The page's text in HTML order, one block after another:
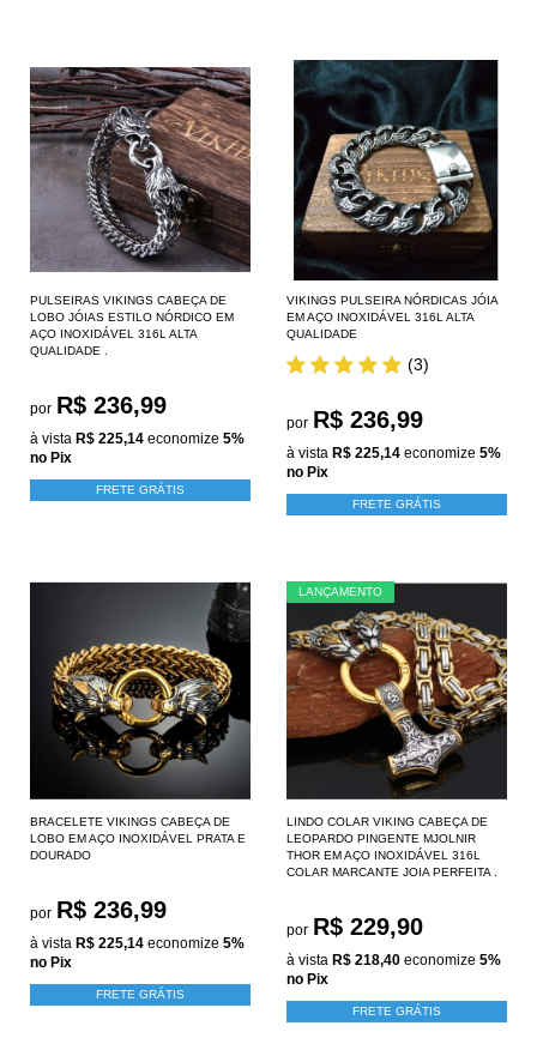
PULSEIRAS VIKINGS CABEÇA DE
LOBO JÓIAS ESTILO NÓRDICO EM
AÇO INOXIDÁVEL 316L ALTA
QUALIDADE .
por R$ 236,99
à vista R$ 225,14 economize 5%
no Pix
FRETE GRÁTIS
VIKINGS PULSEIRA NÓRDICAS JÓIA
EM AÇO INOXIDÁVEL 316L ALTA
QUALIDADE
(3)
por R$ 236,99
à vista R$ 225,14 economize 5%
no Pix
FRETE GRÁTIS
BRACELETE VIKINGS CABEÇA DE
LOBO EM AÇO INOXIDÁVEL PRATA E
DOURADO
por R$ 236,99
à vista R$ 225,14 economize 5%
no Pix
FRETE GRÁTIS
LANÇAMENTO
LINDO COLAR VIKING CABEÇA DE
LEOPARDO PINGENTE MJOLNIR
THOR EM AÇO INOXIDÁVEL 316L
COLAR MARCANTE JOIA PERFEITA .
por R$ 229,90
à vista R$ 218,40 economize 5%
no Pix
FRETE GRÁTIS